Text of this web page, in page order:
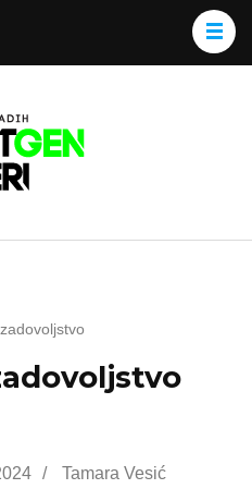
zadovoljstvo
/ Tamara Vesić